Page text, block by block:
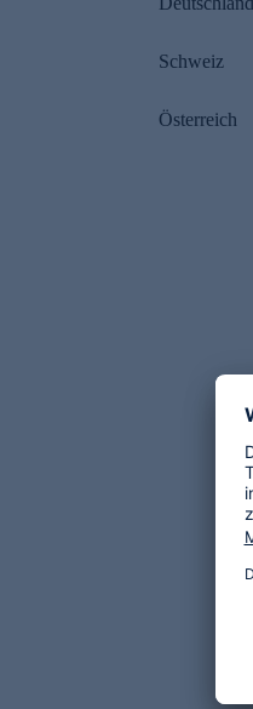
Schweiz
Österreich